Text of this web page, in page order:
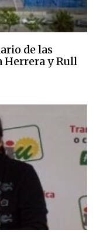
de las
Herrera y Rull